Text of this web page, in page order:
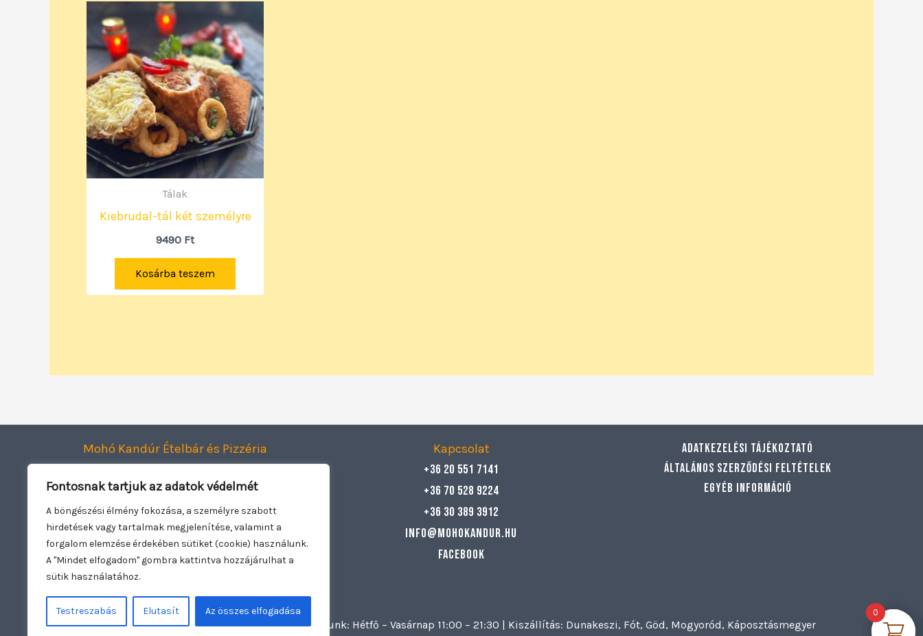
Fontosnak tartjuk az adatok védelmét
A böngészési élmény fokozása, a személyre szabott
hirdetések vagy tartalmak megjelenítése, valamint a
forgalom elemzése érdekében sütiket (cookie) használunk.
A "Mindet elfogadom" gombra kattintva hozzájárulhat a
sütik használatához.
Testreszabás Elutasít Az összes elfogadása
Tálak
Kiebrudal-tál két személyre
9490 Ft
Kosárba teszem
Mohó Kandúr Ételbár és Pizzéria
2120 Dunakeszi, Jászai Mari utca 1.
Adószám: 27943782-2-13
Oldal üzemeltető:Woowebsite.eu
Kapcsolat
+36 20 551 7141
+36 70 528 9224
+36 30 389 3912
info@mohokandur.hu
Facebook
Adatkezelési tájékoztató
Általános szerződési feltételek
Egyéb információ
Copyright © 2026 Mohó Kandúr | Nyitva tartunk: Hétfő – Vasárnap 11:00 – 21:30 | Kiszállítás: Dunakeszi, Fót, Göd, Mogyoród, Káposztásmegyer
0
0